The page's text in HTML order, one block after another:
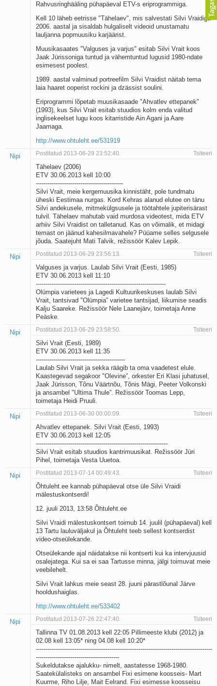
Rahvusringhääling pühapäeval ETV-s eriprogrammiga.
Kell 10 läheb eetrisse "Tähelaev", mis salvestati Silvi Vraidiga
2006. aastal ja sisaldab hulgaliselt videoid unustamatu
lauljanna popmuusiku karjäärist.
Muusikasaates "Valguses ja varjus" esitab Silvi Vrait koos
Jaak Jürissoniga tuntud ja vähemtuntud lugusid 1980-ndate
esimesest poolest.
1989. aastal valminud portreefilm Silvi Vraidist näitab tema
laia haaret ooperist rockini ja dzässist soulini.
Eriprogrammi lõpetab muusikasaade "Ahvatlev ettepanek"
(1993), kus Silvi Vrait esitab stuudios kolm enda valitud
inglisekeelset lugu koos kitarristide Ain Agani ja Aare
Jaamaga.
http://www.ohtuleht.ee/531919
Nipi Postitatud 2013-06-29 23:52:40. Tsiteeri
Tähelaev (2006)
ETV 30.06.2013 kell 10:00
---------------------------------------------
Silvi Vrait, meie kergemuusika kinnistäht, pole tundmatu
üheski Eestimaa nurgas. Kord Kehras alanud elutee on tänu
Silvi andekusele, mitmekülgsusele ja töötahtele jupiterisärast
tulvil. Tähelaev mahutab vaid murdosa videotest, mida ETV
arhiiv Silvi Vraidist on talletanud. Kas on võimalik, et midagi
temast on jäänud kahesilmavahele? Püüame selles selgusele
jõuda. Saatejuht Mati Talvik, režissöör Kalev Lepik.
Nipi Postitatud 2013-06-29 23:56:13. Tsiteeri
Valguses ja varjus. Laulab Silvi Vrait (Eesti, 1985)
ETV 30.06.2013 kell 11:10
-------------------------------------------------------------------
Olümpia varietees ja Lagedi Kultuurikeskuses laulab Silvi
Vrait, tantsivad "Olümpia” varietee tantsijad, liikumise seadis
Kalju Saareke. Režissöör Nele Laanejärv, toimetaja Anne
Peäske.
Nipi Postitatud 2013-06-29 23:58:50. Tsiteeri
Silvi Vrait (Eesti, 1989)
ETV 30.06.2013 kell 11:35
----------------------------------------------
Laulab Silvi Vrait ja sekka räägib ta oma vaadetest elule.
Kaastegevad segakoor "Olevine”, orkester Eri Klasi juhatusel,
Jaak Jürisson, Tõnu Väärtnõu, Tõnis Mägi, Peeter Volkonski
ja ansambel "Ultima Thule”. Režissöör Toomas Lepp,
toimetaja Heidi Pruuli.
Nipi Postitatud 2013-06-30 00:00:09. Tsiteeri
Ahvatlev ettepanek. Silvi Vrait (Eesti, 1993)
ETV 30.06.2013 kell 12:05
--------------------------------------------------------------------
Silvi Vrait esitab stuudios kantrimuusikat. Režissöör Jüri
Pihel, toimetaja Vesta Uuetoa.
Nipi Postitatud 2013-07-14 00:49:43. Tsiteeri
Õhtuleht.ee kannab pühapäeval otse üle Silvi Vraidi
mälestuskontserdi!
12. juuli 2013, 13:58 Õhtuleht.ee
Silvi Vraidi mälestuskontsert toimub 14. juulil (pühapäeval) kell
13 Tartu lauluväljakul ja Õhtuleht teeb sellest kontserdist
video-otseülekande.
Otseülekande ajal näidatakse nii kontserti kui ka intervjuusid
osalejatega. Kui sa ei saa Tartusse minna, jälgi toimuvat meie
veebilehelt.
Silvi Vrait lahkus meie seast 28. juuni pärastlõunal Järve
hooldushaiglas.
http://www.ohtuleht.ee/533402
Nipi Postitatud 2013-07-26 22:47:40. Tsiteeri
Tallinna TV 01.08.2013 kell 22:05 Pillimeeste klubi (2012) ja
02.08 kell 13:05* ning 04.08 kell 10:20*
-------------------------------------------------------------------------------------------
-------------------------------------------
Sukeldutakse ajalukku- nimelt, aastatesse 1968-1980.
Saatekülalisteks on ansambel Fixi esimene koosseis- Mart
Kuurme, Riho Lilje, Mait Eelrand. Fixi esimesse koosseisu